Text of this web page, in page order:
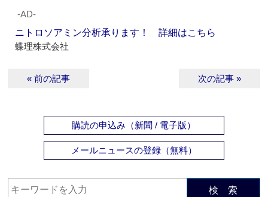
‐AD‐
ニトロソアミン分析承ります！ 詳細はこちら
蝶理株式会社
« 前の記事 次の記事 »
購読の申込み（新聞 / 電子版）
メールニュースの登録（無料）
検 索